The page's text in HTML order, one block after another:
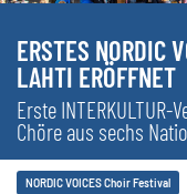
ERSTES NORDIC
LAHTI ERÖFFNET
Erste
Chöre aus sechs
NORDIC VOICES Choir Festival